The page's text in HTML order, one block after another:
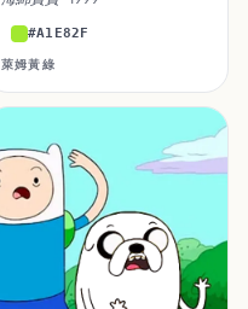
#A1E82F
萊姆黃綠